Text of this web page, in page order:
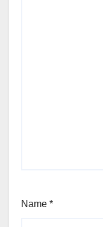
Name *